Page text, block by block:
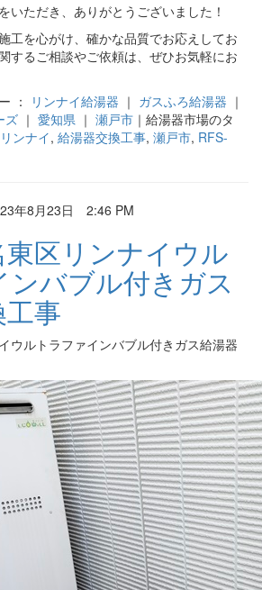
いただき、ありがとうございました！
工を心がけ、確かな品質でお応えしてお
するご相談やご依頼は、ぜひお気軽にお
：
リンナイ給湯器 ｜ ガスふろ給湯器 ｜
ズ ｜ 愛知県 ｜ 瀬戸市 ｜給湯器市場のタ
リンナイ, 給湯器交換工事, 瀬戸市, RFS-
年8月23日 2:46 PM
区リンナイウル
ンバブル付きガス
事
ウルトラファインバブル付きガス給湯器